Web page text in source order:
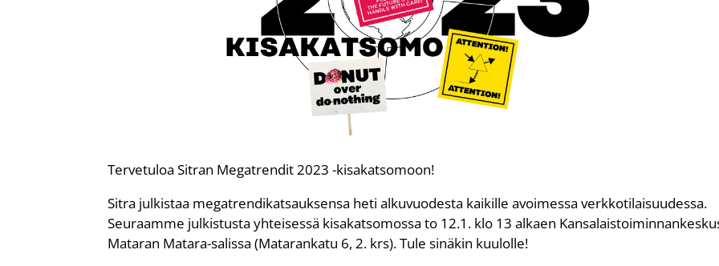
Tervetuloa Sitran Megatrendit 2023 -kisakatsomoon!
Sitra julkistaa megatrendikatsauksensa heti alkuvuodesta kaikille avoimessa verkkotilaisuudessa.
Seuraamme julkistusta yhteisessä kisakatsomossa to 12.1. klo 13 alkaen
Mataran Matara-salissa (Matarankatu 6, 2. krs). Tule sinäkin kuulolle!